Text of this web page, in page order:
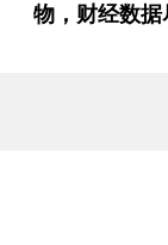
物，财经数据